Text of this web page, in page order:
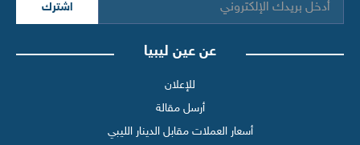
اشترك
عن عين ليبيا
للإعلان
أرسل مقالة
أسعار العملات مقابل الدينار الليبي